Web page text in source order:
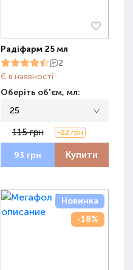
Радіфарм 25 мл
2
Є в наявності
Оберіть об'єм, мл:
25
115 грн -22 грн
93 грн Купити
Новинка
-18%